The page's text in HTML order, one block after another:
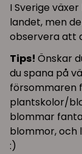
I Sverige
landet, men
observera att
Tips! Önskar
du spana på
försommaren
plantskolor/
blommar
blommor, och
:)